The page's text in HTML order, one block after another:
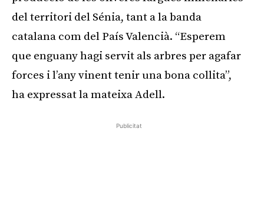
del territori del Sénia, tant a la banda
catalana com del País Valencià. “Esperem
que enguany hagi servit als arbres per agafar
forces i l’any vinent tenir una bona collita”,
ha expressat la mateixa Adell.
Publicitat